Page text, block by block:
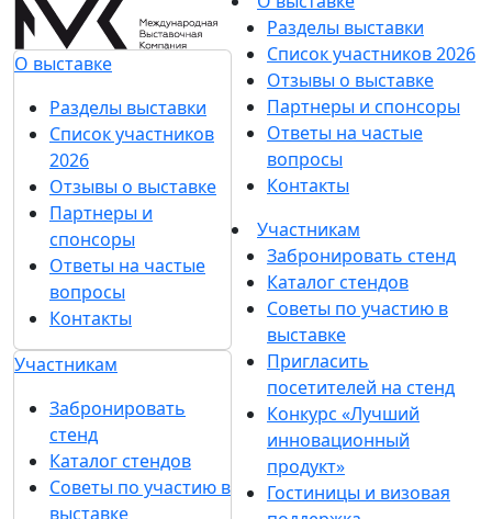
О выставке
Разделы выставки
Список участников
2026
Отзывы о выставке
Партнеры и
спонсоры
Ответы на частые
вопросы
Контакты
Участникам
Забронировать
стенд
Каталог стендов
Советы по участию в
выставке
Разделы выставки
Список участников 2026
Отзывы о выставке
Партнеры и спонсоры
Ответы на частые
вопросы
Контакты
Участникам
Забронировать стенд
Каталог стендов
Советы по участию в
выставке
Пригласить
посетителей на стенд
Конкурс «Лучший
инновационный
продукт»
Гостиницы и визовая